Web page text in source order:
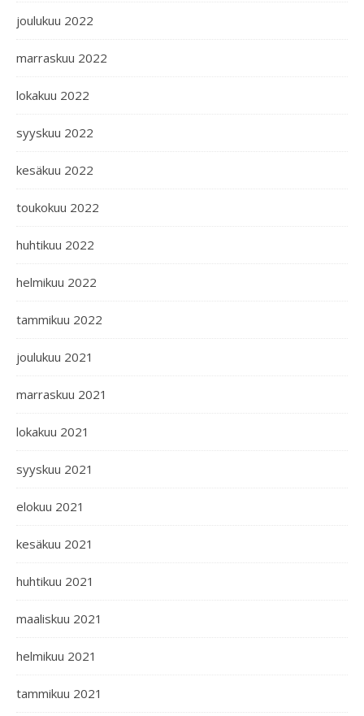
joulukuu 2022
marraskuu 2022
lokakuu 2022
syyskuu 2022
kesäkuu 2022
toukokuu 2022
huhtikuu 2022
helmikuu 2022
tammikuu 2022
joulukuu 2021
marraskuu 2021
lokakuu 2021
syyskuu 2021
elokuu 2021
kesäkuu 2021
huhtikuu 2021
maaliskuu 2021
helmikuu 2021
tammikuu 2021